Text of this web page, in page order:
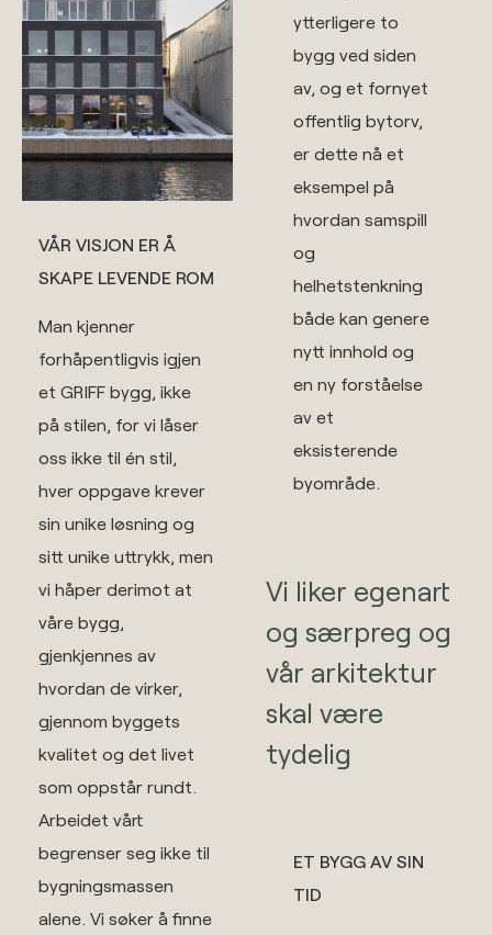
VÅR VISJON ER Å
SKAPE LEVENDE ROM
Man kjenner
forhåpentligvis igjen
et GRIFF bygg, ikke
på stilen, for vi låser
oss ikke til én stil,
hver oppgave krever
sin unike løsning og
sitt unike uttrykk, men
vi håper derimot at
våre bygg,
gjenkjennes av
hvordan de virker,
gjennom byggets
kvalitet og det livet
som oppstår rundt.
Arbeidet vårt
begrenser seg ikke til
bygningsmassen
alene. Vi søker å finne
ytterligere to
bygg ved siden
av, og et fornyet
offentlig bytorv,
er dette nå et
eksempel på
hvordan samspill
og
helhetstenkning
både kan genere
nytt innhold og
en ny forståelse
av et
eksisterende
byområde.
Vi liker egenart
og særpreg og
vår arkitektur
skal være
tydelig
ET BYGG AV SIN
TID​